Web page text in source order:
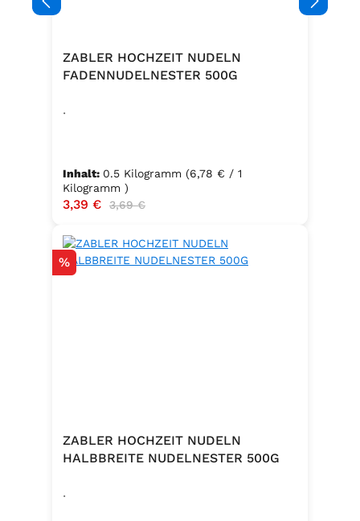
ZABLER HOCHZEIT NUDELN
FADENNUDELNESTER 500G
.
Inhalt: 0.5 Kilogramm (6,78 € / 1
Kilogramm )
Verkaufspreis:
3,39 € Regulärer Preis:
3,69 €
Rabatt
%
ZABLER HOCHZEIT NUDELN
HALBBREITE NUDELNESTER 500G
.